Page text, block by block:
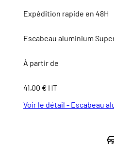
Expédition rapide en 48H
Escabeau aluminium
À partir de
41,00 € HT
Voir le détail - Escabeau